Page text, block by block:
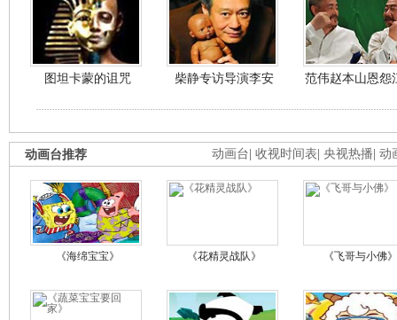
图坦卡蒙的诅咒 柴静专访导演李安 范伟赵本山恩怨
动画台 收视时间表 央视热播 动
动画台推荐
《海绵宝宝》 《花精灵战队》 《飞哥与小佛》